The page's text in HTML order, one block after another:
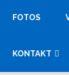
FOTOS
KONTAKT